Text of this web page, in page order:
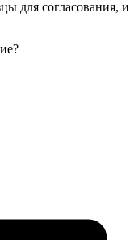
для согласования, и